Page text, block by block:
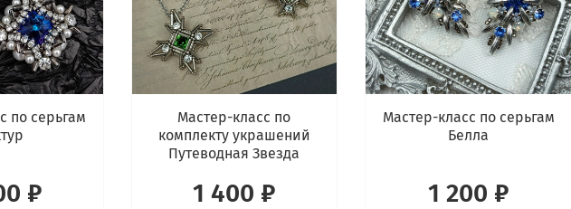
по серьгам
₽
Мастер-класс по
комплекту украшений
Путеводная Звезда
1 400 ₽
Мастер-класс по серьгам
Белла
1 200 ₽